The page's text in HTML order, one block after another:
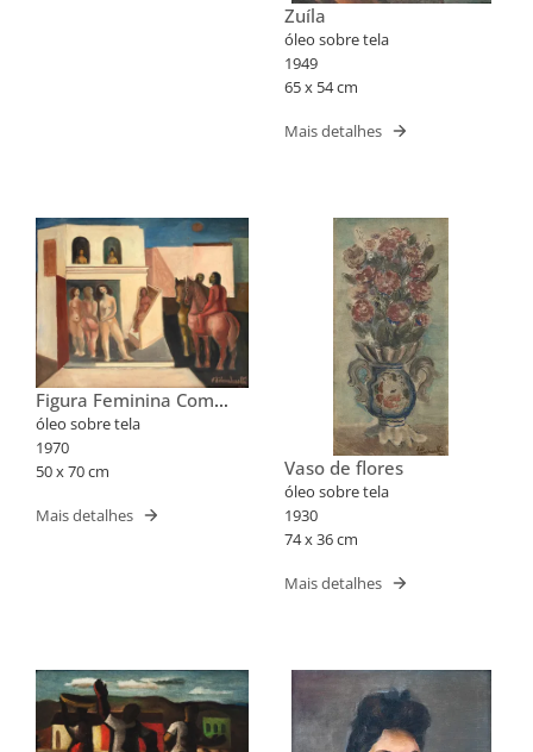
Zuíla
óleo sobre tela
1949
65 x 54 cm
Mais detalhes
Figura Feminina Com
Cavalos
óleo sobre tela
1970
50 x 70 cm
Mais detalhes
Vaso de flores
óleo sobre tela
1930
74 x 36 cm
Mais detalhes